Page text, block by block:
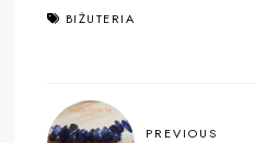
BIŻUTERIA
PREVIOUS